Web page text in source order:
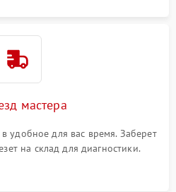
мастера
удобное для вас время. Заберет
на склад для диагностики.